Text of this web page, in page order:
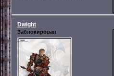
Dwight
Заблокирован